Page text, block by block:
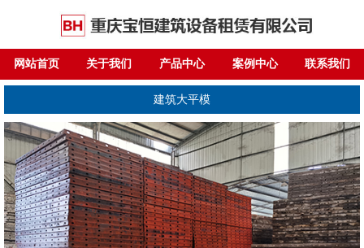
网站首页 关于我们 产品中心 案例中心 联系我们
建筑大平模